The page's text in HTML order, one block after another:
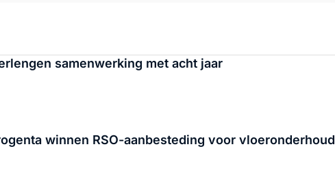
samenwerking met acht jaar
winnen RSO-aanbesteding voor vloeronderhoud